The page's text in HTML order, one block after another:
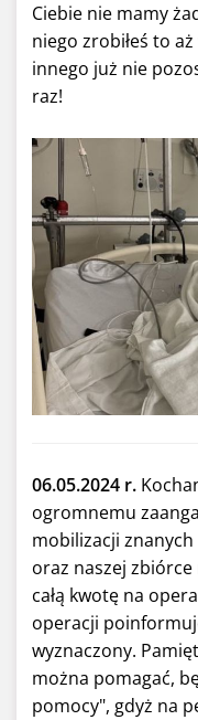
Ciebie nie mamy
niego zrobiłeś to
innego już nie
raz!
06.05.2024 r.
ogromnemu
mobilizacji
oraz naszej zbiórce
całą kwotę na
operacji
wyznaczony.
można pomagać,
pomocy", gdyż na